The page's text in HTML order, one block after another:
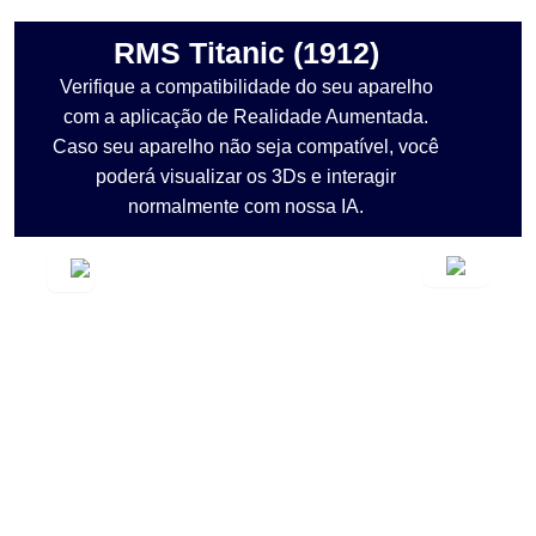
RMS Titanic (1912)
Verifique a compatibilidade do seu aparelho
com a aplicação de Realidade Aumentada.
Caso seu aparelho não seja compatível, você
poderá visualizar os 3Ds e interagir
normalmente com nossa IA.